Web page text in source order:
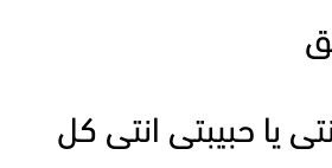
يا حبيبتى انتى كل